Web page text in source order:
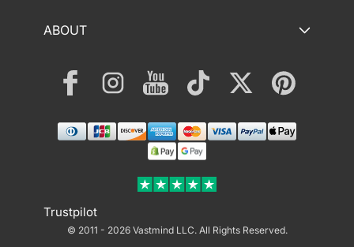
ABOUT
FacebookInstagramYouTube TikTok Twitter Pinterest
Trustpilot
© 2011 - 2026 Vastmind LLC.All Rights Reserved.